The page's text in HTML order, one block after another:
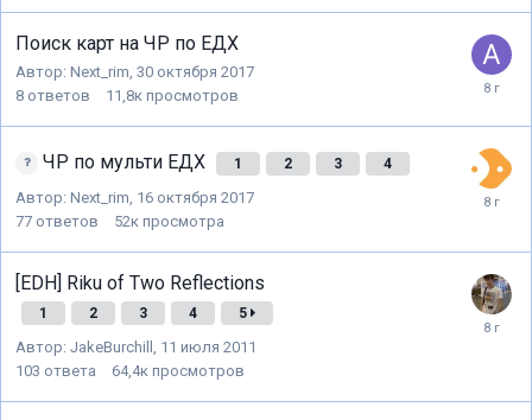
Поиск карт на ЧР по ЕДХ
Автор: Next_rim, 30 октября 2017
8 ответов 11,8к просмотров
ЧР по мульти ЕДХ 1 2 3 4
Автор: Next_rim, 16 октября 2017
77 ответов 52к просмотра
[EDH] Riku of Two Reflections
1 2 3 4 5
Автор: JakeBurchill , 11 июля 2011
103 ответа 64,4к просмотров